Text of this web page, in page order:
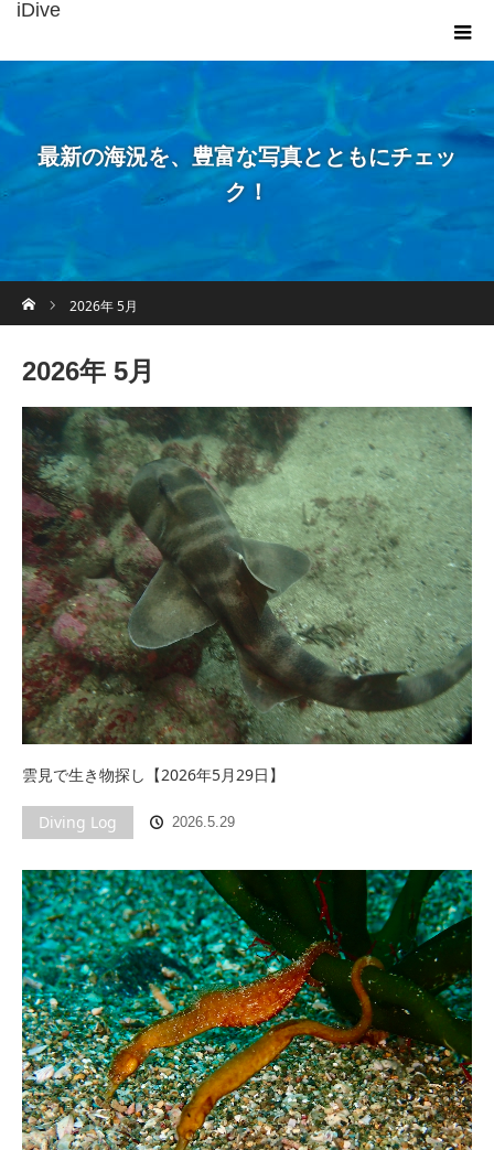
iDive
最新の海況を、豊富な写真とともにチェッ
ク！
2026年 5月
2026年 5月
雲見で生き物探し【2026年5月29日】
Diving Log 2026.5.29